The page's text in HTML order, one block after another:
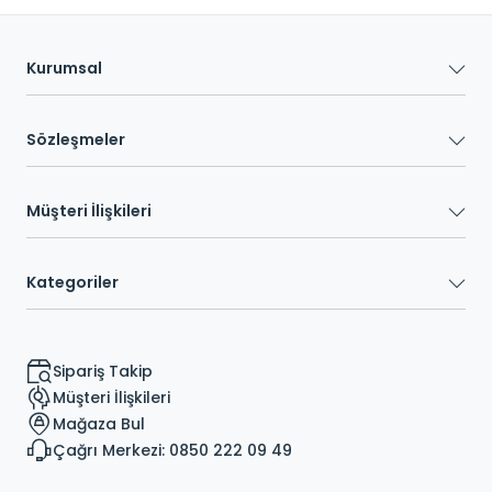
Kurumsal
Sözleşmeler
Müşteri İlişkileri
Kategoriler
Sipariş Takip
Müşteri İlişkileri
Mağaza Bul
Çağrı Merkezi: 0850 222 09 49